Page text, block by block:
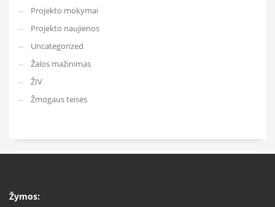
Projekto mokymai
Projekto naujienos
Uncategorized
Žalos mažinimas
ŽIV
Žmogaus teisės
Žymos: